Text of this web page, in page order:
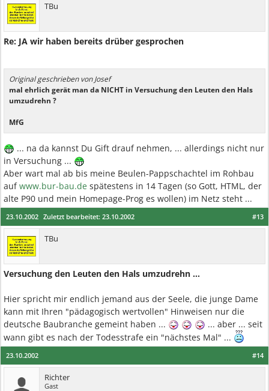
TBu
Re: JA wir haben bereits drüber gesprochen
Original geschrieben von Josef
mal ehrlich gerät man da NICHT in Versuchung den Leuten den Hals
umzudrehn ?
MfG
... na da kannst Du Gift drauf nehmen, ... allerdings nicht nur
in Versuchung ...
Aber wart mal ab bis meine Beulen-Pappschachtel im Rohbau
aufwww.bur-bau.de spätestens in 14 Tagen (so Gott, HTML, der
alte P90 und mein Homepage-Prog es wollen) im Netz steht ...
#13
23.10.2002 Zuletzt bearbeitet: 23.10.2002
TBu
Versuchung den Leuten den Hals umzudrehn ...
Hier spricht mir endlich jemand aus der Seele, die junge Dame
kann mit Ihren "pädagogisch wertvollen" Hinweisen nur die
deutsche Baubranche gemeint haben ...
... aber ... seit
wann gibt es nach der Todesstrafe ein "nächstes Mal" ...
#14
23.10.2002
Richter
Gast